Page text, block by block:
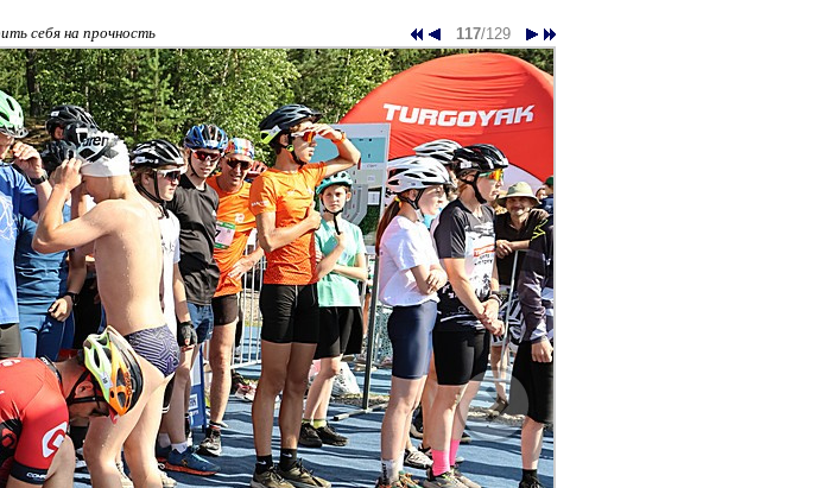
себя на прочность 117/129